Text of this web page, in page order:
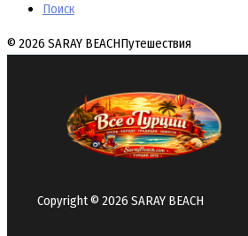
Поиск
© 2026 SARAY BEACHПутешествия
Copyright © 2026 SARAY BEACH